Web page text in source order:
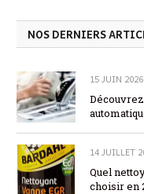
NOS DERNIERS
15 JUIN 2026
14 JUILLET
Quel
choisir en